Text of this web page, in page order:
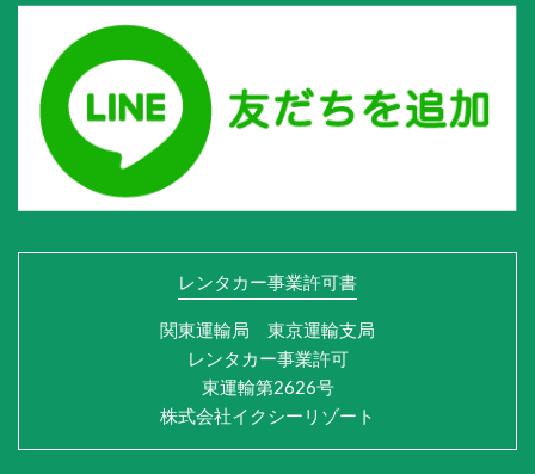
レンタカー事業許可書
関東運輸局 東京運輸支局
レンタカー事業許可
東運輸第2626号
株式会社イクシーリゾート